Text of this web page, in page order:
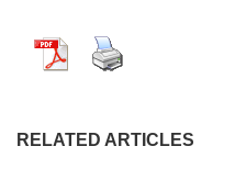
RELATED ARTICLES